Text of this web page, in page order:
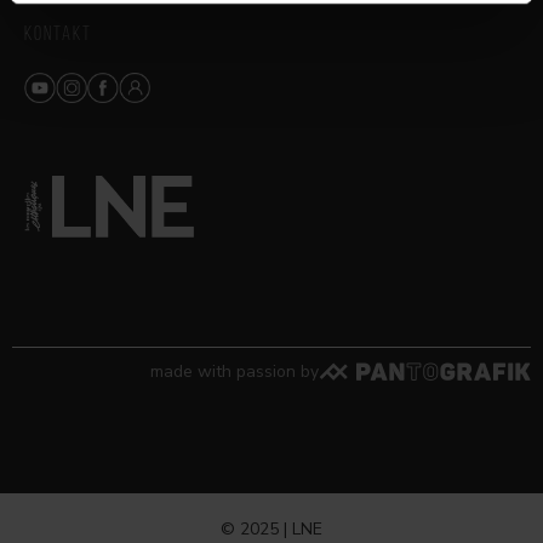
made with passion by
© 2025 | LNE